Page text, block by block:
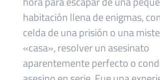
habitación llena de enigmas,
celda de una prisión o una
«casa», resolver un asesinato
aparentemente perfecto o